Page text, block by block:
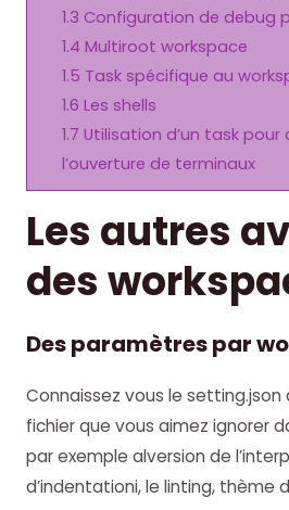
1.3 Configuration de debug
1.4 Multiroot workspace
1.5 Task spécifique au
1.6 Les shells
1.7 Utilisation d’un task
l’ouverture de terminaux
Les autres
des
Des paramètres par
Connaissez vous le setting.json
fichier que vous aimez ignorer
par exemple alversion de
d’indentationi, le linting, thème